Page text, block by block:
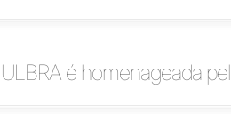
ULBRA é homenageada